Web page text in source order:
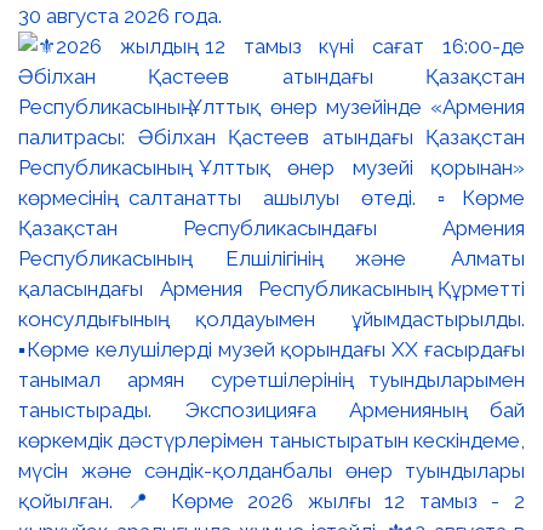
30 августа 2026 года.